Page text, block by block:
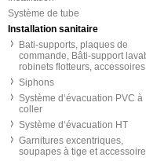
Système de tube
Installation sanitaire
Bati-supports, plaques de
commande, Bâti-support
robinets flotteurs, accessoires
Siphons
Système d‘évacuation PVC à
coller
Système d‘évacuation HT
Garnitures excentriques,
soupapes à tige et